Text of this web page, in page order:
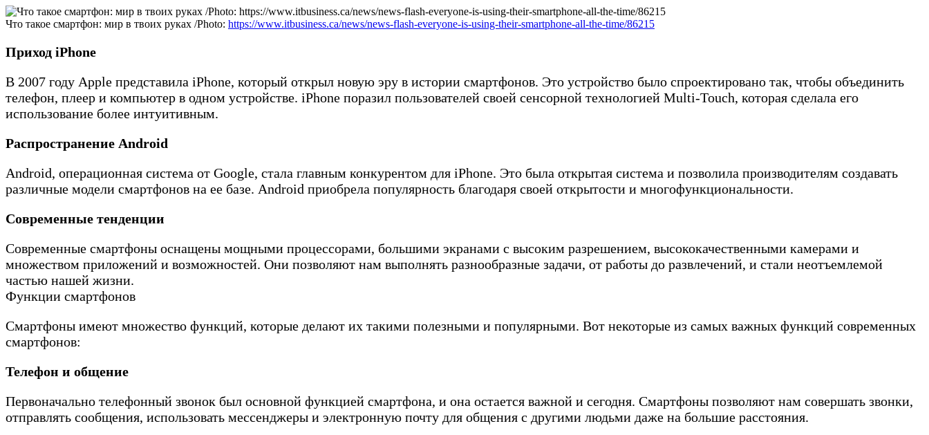
Что такое смартфон: мир в твоих руках /Photo: https://www.itbusiness.ca/news/news-flash-everyone-is-using-their-smartphone-all-the-time/86215
Приход iPhone
В 2007 году Apple представила iPhone, который открыл новую эру в истории смартфонов. Это устройство было спроектировано так, чтобы объединить
телефон, плеер и компьютер в одном устройстве. iPhone поразил пользователей своей сенсорной технологией Multi-Touch, которая сделала его
использование более интуитивным.
Распространение Android
Android, операционная система от Google, стала главным конкурентом для iPhone. Это была открытая система и позволила производителям создавать
различные модели смартфонов на ее базе. Android приобрела популярность благодаря своей открытости и многофункциональности.
Современные тенденции
Современные смартфоны оснащены мощными процессорами, большими экранами с высоким разрешением, высококачественными камерами и
множеством приложений и возможностей. Они позволяют нам выполнять разнообразные задачи, от работы до развлечений, и стали неотъемлемой
частью нашей жизни.
Функции смартфонов
Смартфоны имеют множество функций, которые делают их такими полезными и популярными. Вот некоторые из самых важных функций современных
смартфонов:
Телефон и общение
Первоначально телефонный звонок был основной функцией смартфона, и она остается важной и сегодня. Смартфоны позволяют нам совершать звонки,
отправлять сообщения, использовать мессенджеры и электронную почту для общения с другими людьми даже на большие расстояния.